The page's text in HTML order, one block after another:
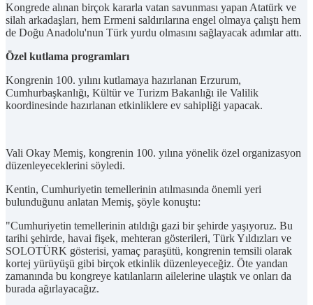
Kongrede alınan birçok kararla vatan savunması yapan Atatürk ve
silah arkadaşları, hem Ermeni saldırılarına engel olmaya çalıştı hem
de Doğu Anadolu'nun Türk yurdu olmasını sağlayacak adımlar attı.
Özel kutlama programları
Kongrenin 100. yılını kutlamaya hazırlanan Erzurum,
Cumhurbaşkanlığı, Kültür ve Turizm Bakanlığı ile Valilik
koordinesinde hazırlanan etkinliklere ev sahipliği yapacak.
Vali Okay Memiş, kongrenin 100. yılına yönelik özel organizasyon
düzenleyeceklerini söyledi.
Kentin, Cumhuriyetin temellerinin atılmasında önemli yeri
bulunduğunu anlatan Memiş, şöyle konuştu:
"Cumhuriyetin temellerinin atıldığı gazi bir şehirde yaşıyoruz. Bu
tarihi şehirde, havai fişek, mehteran gösterileri, Türk Yıldızları ve
SOLOTÜRK gösterisi, yamaç paraşütü, kongrenin temsili olarak
kortej yürüyüşü gibi birçok etkinlik düzenleyeceğiz. Öte yandan
zamanında bu kongreye katılanların ailelerine ulaştık ve onları da
burada ağırlayacağız.